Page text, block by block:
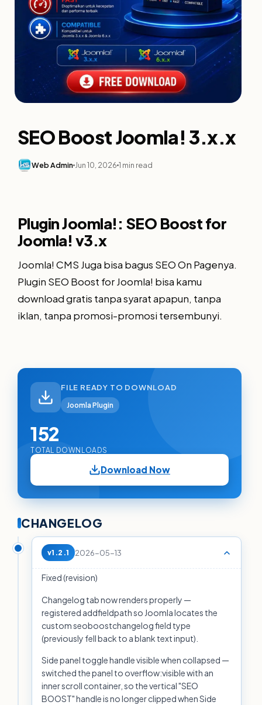
SEO Boost Joomla! 3.x.x
Web Admin Jun 10, 2026 1 min read
Plugin Joomla!: SEO Boost for
Joomla! v3.x
Joomla! CMS Juga bisa bagus SEO On Pagenya.
Plugin SEO Boost for Joomla! bisa kamu
download gratis tanpa syarat apapun, tanpa
iklan, tanpa promosi-promosi tersembunyi.
FILE READY TO DOWNLOAD
Joomla Plugin
152
TOTAL DOWNLOADS
Download Now
CHANGELOG
v1.2.1 2026-05-13
Fixed (revision)
Changelog tab now renders properly —
registered addfieldpath so Joomla locates the
custom seoboostchangelog field type
(previously fell back to a blank text input).
Side panel toggle handle visible when collapsed —
switched the panel to overflow:visible with an
inner scroll container, so the vertical "SEO
BOOST" handle is no longer clipped when Side